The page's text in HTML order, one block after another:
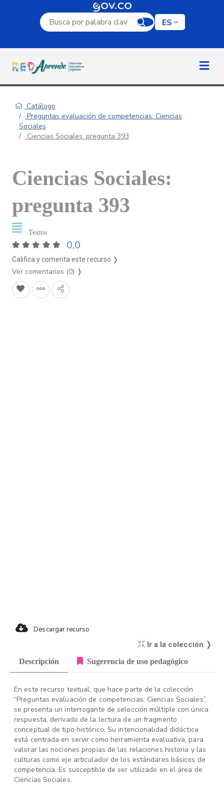
Campo de búsqueda por palabra clave
ES
Catálogo
Preguntas evaluación de competencias: Ciencias
Sociales
Ciencias Sociales: pregunta 393
Ciencias Sociales:
pregunta 393
Textos
0,0
Califica y comenta este recurso ❭
Ver comentarios (0) ❭
Descargar recurso
Ir a la colección ❭
Descripción Sugerencia de uso pedagógico
En este recurso textual, que hace parte de la colección
“Preguntas evaluación de competencias: Ciencias Sociales”,
se presenta un interrogante de selección múltiple con única
respuesta, derivado de la lectura de un fragmento
conceptual de tipo histórico. Su intencionalidad didáctica
está centrada en servir como herramienta evaluativa, para
valorar las nociones propias de las relaciones historia y las
culturas como eje articulador de los estándares básicos de
competencia. Es susceptible de ser utilizado en el área de
Ciencias Sociales.